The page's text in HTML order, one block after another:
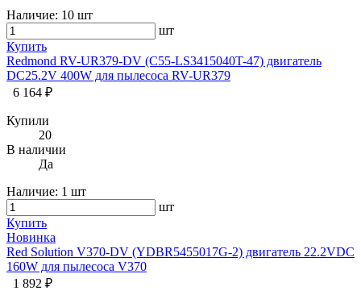
Наличие: 10 шт
шт
Купить
Redmond RV-UR379-DV (C55-LS3415040T-47) двигатель
DC25.2V 400W для пылесоса RV-UR379
6 164 ₽
Купили
20
В наличии
Да
Наличие: 1 шт
шт
Купить
Новинка
Red Solution V370-DV (YDBR5455017G-2) двигатель 22.2VDC
160W для пылесоса V370
1 892 ₽